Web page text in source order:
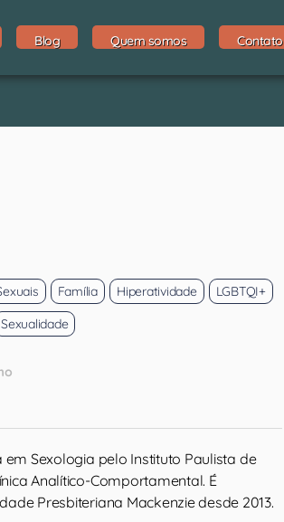
Blog Quem somos Contato
Família Hiperatividade
LGBTQI+
Sexualidade
Sexologia pelo Instituto Paulista de
Analítico-Comportamental. É
Presbiteriana Mackenzie desde 2013.